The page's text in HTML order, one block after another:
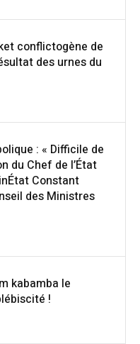
conflictogène de
des urnes du
: « Difficile de
du Chef de l’État
Constant
des Ministres
kabamba le
!